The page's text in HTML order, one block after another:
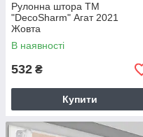
Рулонна штора TM
"DecoSharm" Агат 2021
Жовта
В наявності
532 ₴
Купити